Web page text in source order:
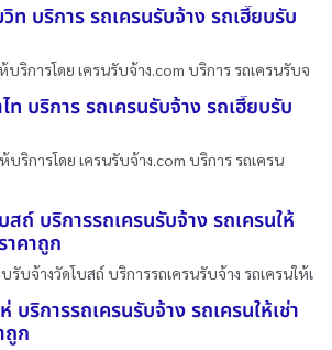
ท บริการ รถเครนรับจ้าง รถเฮี๊ยบรับ
บริการโดย เครนรับจ้าง.com บริการ รถเครนรับจ
ท บริการ รถเครนรับจ้าง รถเฮี๊ยบรับ
บริการโดย เครนรับจ้าง.com บริการ รถเครน
สถ์ บริการรถเครนรับจ้าง รถเครนให้
าคาถูก
รับจ้างวัดโบสถ์ บริการรถเครนรับจ้าง รถเครนให้เ
บริการรถเครนรับจ้าง รถเครนให้เช่า
ถูก